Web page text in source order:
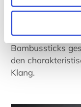
Die immer
kurzem Körper
dröhnenden
Bambussticks
den
Klang.